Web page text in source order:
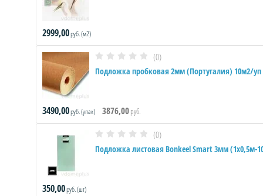
2999,00руб. (м2)
(0)
Подложка пробковая 2мм (Португалия) 10м2/уп
3490,00руб. (упак) 3876,00руб.
(0)
Подложка листовая Bonkeel Smart 3мм (1х0,5м-
350,00руб. (шт)